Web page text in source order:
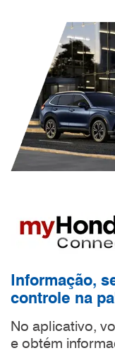
Informação,
controle na
No aplicativo,
e obtém